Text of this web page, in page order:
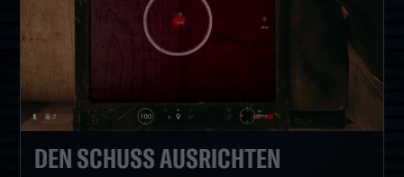
DEN SCHUSS AUSRICHTEN